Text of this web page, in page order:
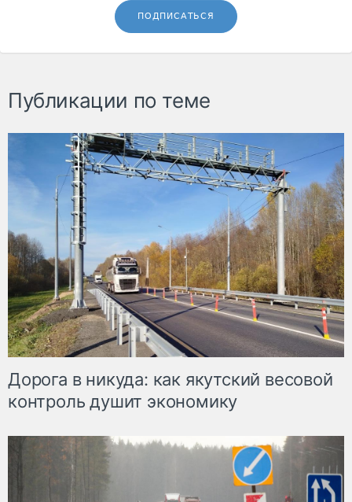
ПОДПИСАТЬСЯ
Публикации по теме
Дорога в никуда: как якутский весовой
контроль душит экономику